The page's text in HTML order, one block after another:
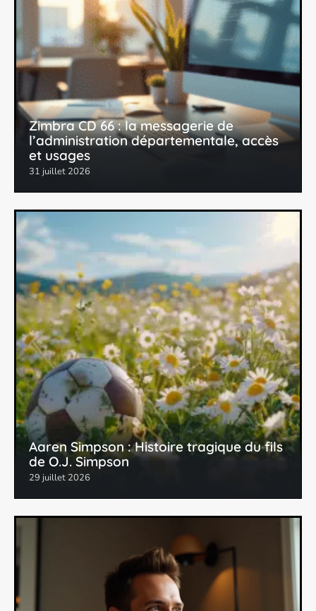
Zimbra CD 66 : la messagerie de
l’administration départementale, accès
et usages
31 juillet 2026
Aaren Simpson : Histoire tragique du fils
de O.J. Simpson
29 juillet 2026